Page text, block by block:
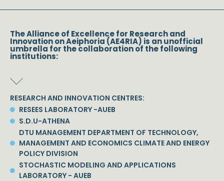
The Alliance of Excellence for Research and
Innovation on Aeiphoria (AE4RIA) is an unofficial
umbrella for the collaboration of the following
institutions:
RESEARCH AND INNOVATION CENTRES:
RESEES LABORATORY -AUEB
S.D.U-ATHENA
DTU MANAGEMENT DEPARTMENT OF TECHNOLOGY,
MANAGEMENT AND ECONOMICS CLIMATE AND ENERGY
POLICY DIVISION
STOCHASTIC MODELING AND APPLICATIONS
LABORATORY - AUEB